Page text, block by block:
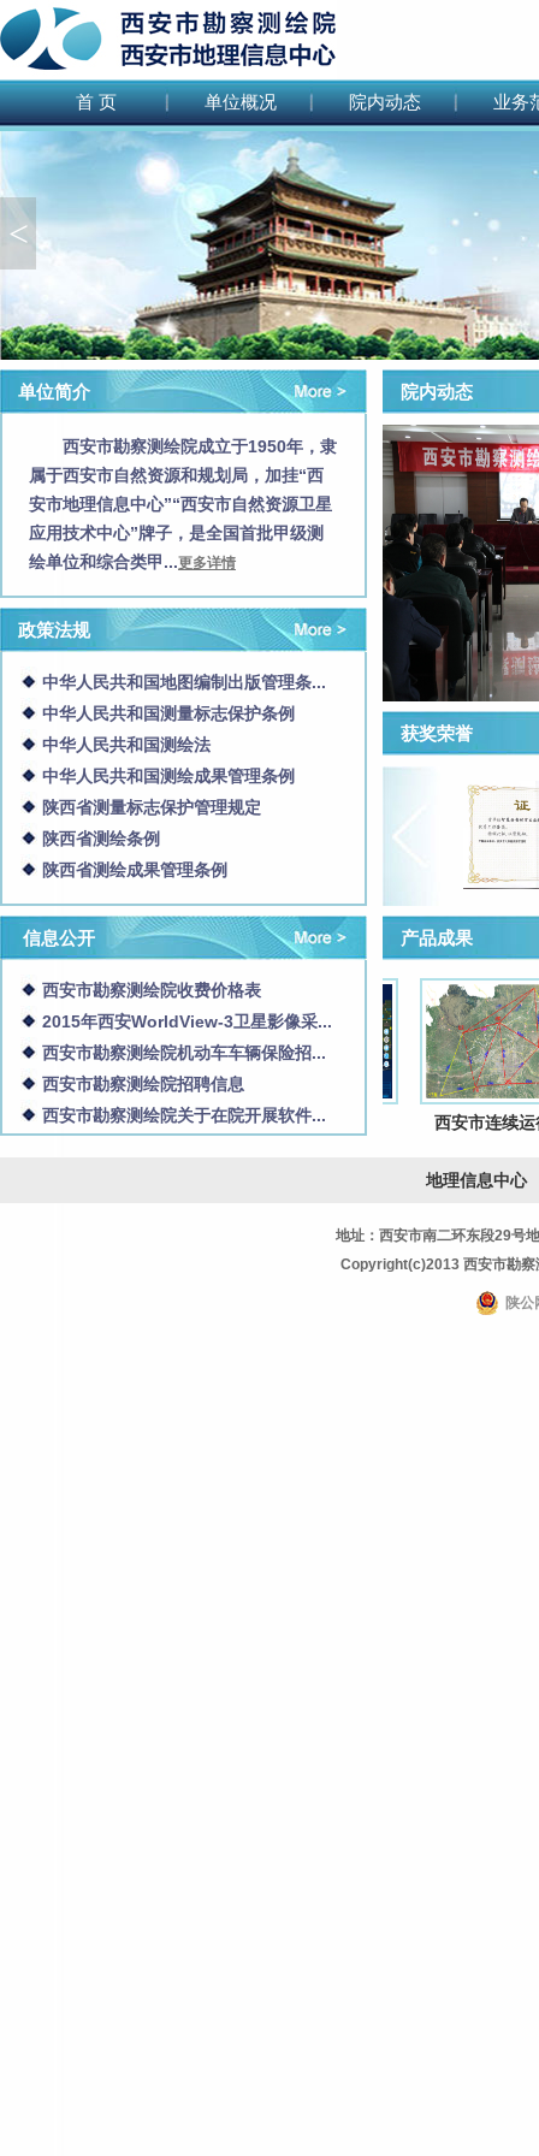
首 页 单位概况 院内动态 业务
<
单位简介
西安市勘察测绘院成立于1950年，隶
属于西安市自然资源和规划局，加挂“西
安市地理信息中心”“西安市自然资源卫星
应用技术中心”牌子，是全国首批甲级测
绘单位和综合类甲...更多详情
政策法规
中华人民共和国地图编制出版管理条...
中华人民共和国测量标志保护条例
中华人民共和国测绘法
中华人民共和国测绘成果管理条例
陕西省测量标志保护管理规定
陕西省测绘条例
陕西省测绘成果管理条例
信息公开
西安市勘察测绘院收费价格表
2015年西安WorldView-3卫星影像采...
西安市勘察测绘院机动车车辆保险招...
西安市勘察测绘院招聘信息
西安市勘察测绘院关于在院开展软件...
院内动态
获奖荣誉
产品成果
智慧西安地理空间... 疫情防控指挥平台... 西安市连续运
地理信息中心
地址：西安市南二环东段29号
Copyright(c)2013 西安市勘
陕